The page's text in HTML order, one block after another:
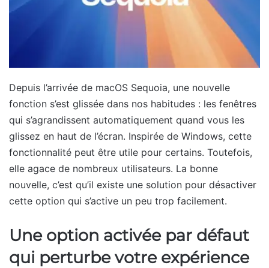
Depuis l’arrivée de macOS Sequoia, une nouvelle
fonction s’est glissée dans nos habitudes : les fenêtres
qui s’agrandissent automatiquement quand vous les
glissez en haut de l’écran. Inspirée de Windows, cette
fonctionnalité peut être utile pour certains. Toutefois,
elle agace de nombreux utilisateurs. La bonne
nouvelle, c’est qu’il existe une solution pour désactiver
cette option qui s’active un peu trop facilement.
Une option activée par défaut
qui perturbe votre expérience